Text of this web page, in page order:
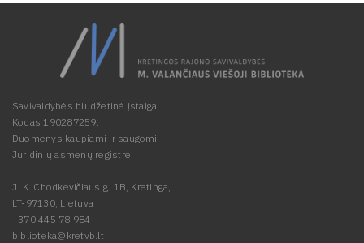
Savivaldybės biudžetinė įstaiga.
Kodas 190287259.
Duomenys kaupiami ir saugomi
Juridinių asmenų registre
J. K. Chodkevičiaus g. 1B, Kretinga,
LT-97130, Lietuva
+370 445 78 984
biblioteka@kretvb.lt